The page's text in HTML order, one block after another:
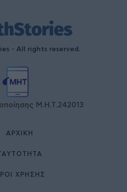
- All rights reserved.
Μ.Η.Τ.242013
ΑΡΧΙΚΉ
ΤΑΥΤΌΤΗΤΑ
ΧΡΉΣΗΣ